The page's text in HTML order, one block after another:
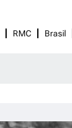
RMC Brasil